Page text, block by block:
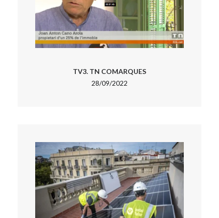
TV3. TN COMARQUES
28/09/2022